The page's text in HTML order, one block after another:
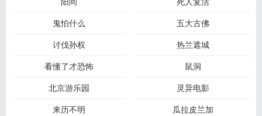
鬼怕什么
五大古佛
讨伐孙权
热兰遮城
看懂了才恐怖
鼠洞
北京游乐园
灵异电影
来历不明
瓜拉皮兰加